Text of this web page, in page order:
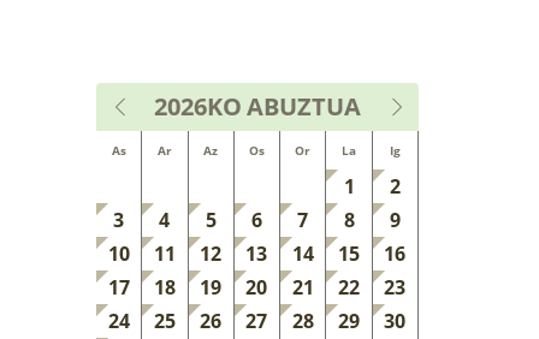
2026KOABUZTUA
As Ar Az Os Or La Ig
1
2
3
4 5 6 7 8
9
10
11 12 13 14 15
16
17
18 19 20 21 22
23
24
25 26 27 28 29
30